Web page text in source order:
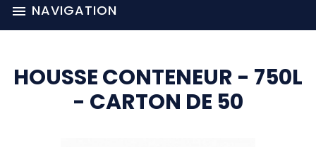
 NAVIGATION
HOUSSE CONTENEUR - 750L
- CARTON DE 50